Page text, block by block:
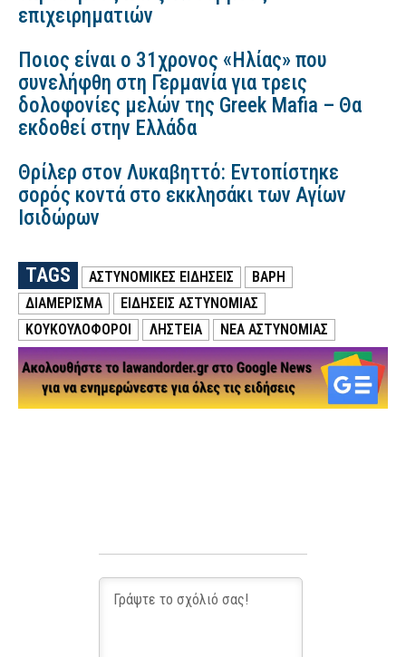
επιχειρηματιών
Ποιος είναι ο 31χρονος «Ηλίας» που
συνελήφθη στη Γερμανία για τρεις
δολοφονίες μελών της Greek Mafia – Θα
εκδοθεί στην Ελλάδα
Θρίλερ στον Λυκαβηττό: Εντοπίστηκε
σορός κοντά στο εκκλησάκι των Αγίων
Ισιδώρων
TAGS ΑΣΤΥΝΟΜΙΚΕΣ ΕΙΔΗΣΕΙΣ
ΒΑΡΗ
ΔΙΑΜΕΡΙΣΜΑ
ΕΙΔΗΣΕΙΣ ΑΣΤΥΝΟΜΙΑΣ
ΚΟΥΚΟΥΛΟΦΟΡΟΙ
ΛΗΣΤΕΙΑ ΝΕΑ ΑΣΤΥΝΟΜΙΑΣ